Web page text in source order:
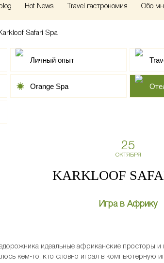
Hot News Travel гастрономия Обо
Safari Spa
Личный опыт
Orange Spa
25
ОКТЯБРЯ
KARKLOOF
Игра в Африку
идеальные африканские просторы и
кем-то, кто словно играл в